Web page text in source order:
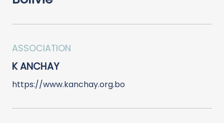
ASSOCIATION
K ANCHAY
https://www.kanchay.org.bo